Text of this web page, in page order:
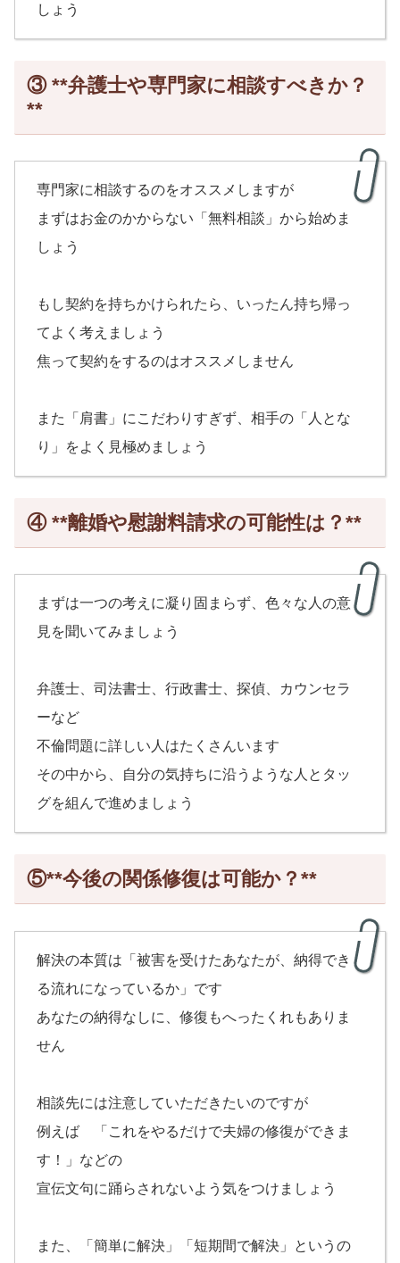
しょう
③ **弁護士や専門家に相談すべきか？
**
専門家に相談するのをオススメしますが
まずはお金のかからない「無料相談」から始めま
しょう
もし契約を持ちかけられたら、いったん持ち帰っ
てよく考えましょう
焦って契約をするのはオススメしません
また「肩書」にこだわりすぎず、相手の「人とな
り」をよく見極めましょう
④ **離婚や慰謝料請求の可能性は？**
まずは一つの考えに凝り固まらず、色々な人の意
見を聞いてみましょう
弁護士、司法書士、行政書士、探偵、カウンセラ
ーなど
不倫問題に詳しい人はたくさんいます
その中から、自分の気持ちに沿うような人とタッ
グを組んで進めましょう
⑤**今後の関係修復は可能か？**
解決の本質は「被害を受けたあなたが、納得でき
る流れになっているか」です
あなたの納得なしに、修復もへったくれもありま
せん
相談先には注意していただきたいのですが
例えば 「これをやるだけで夫婦の修復ができま
す！」などの
宣伝文句に踊らされないよう気をつけましょう
また、「簡単に解決」「短期間で解決」というの